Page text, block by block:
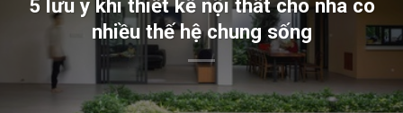
5 lưu ý khi thiết kế nội thất cho nhà có
nhiều thế hệ chung sống